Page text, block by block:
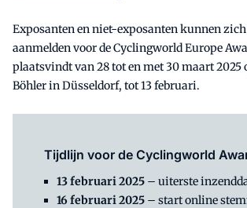
Exposanten en niet-exposanten kunnen
aanmelden voor de Cyclingworld Europe
plaatsvindt van 28 tot en met 30 maart 2025
Böhler in Düsseldorf, tot 13 februari.
Tijdlijn voor de Cyclingworld
13 februari 2025 – uiterste
16 februari 2025 – start online